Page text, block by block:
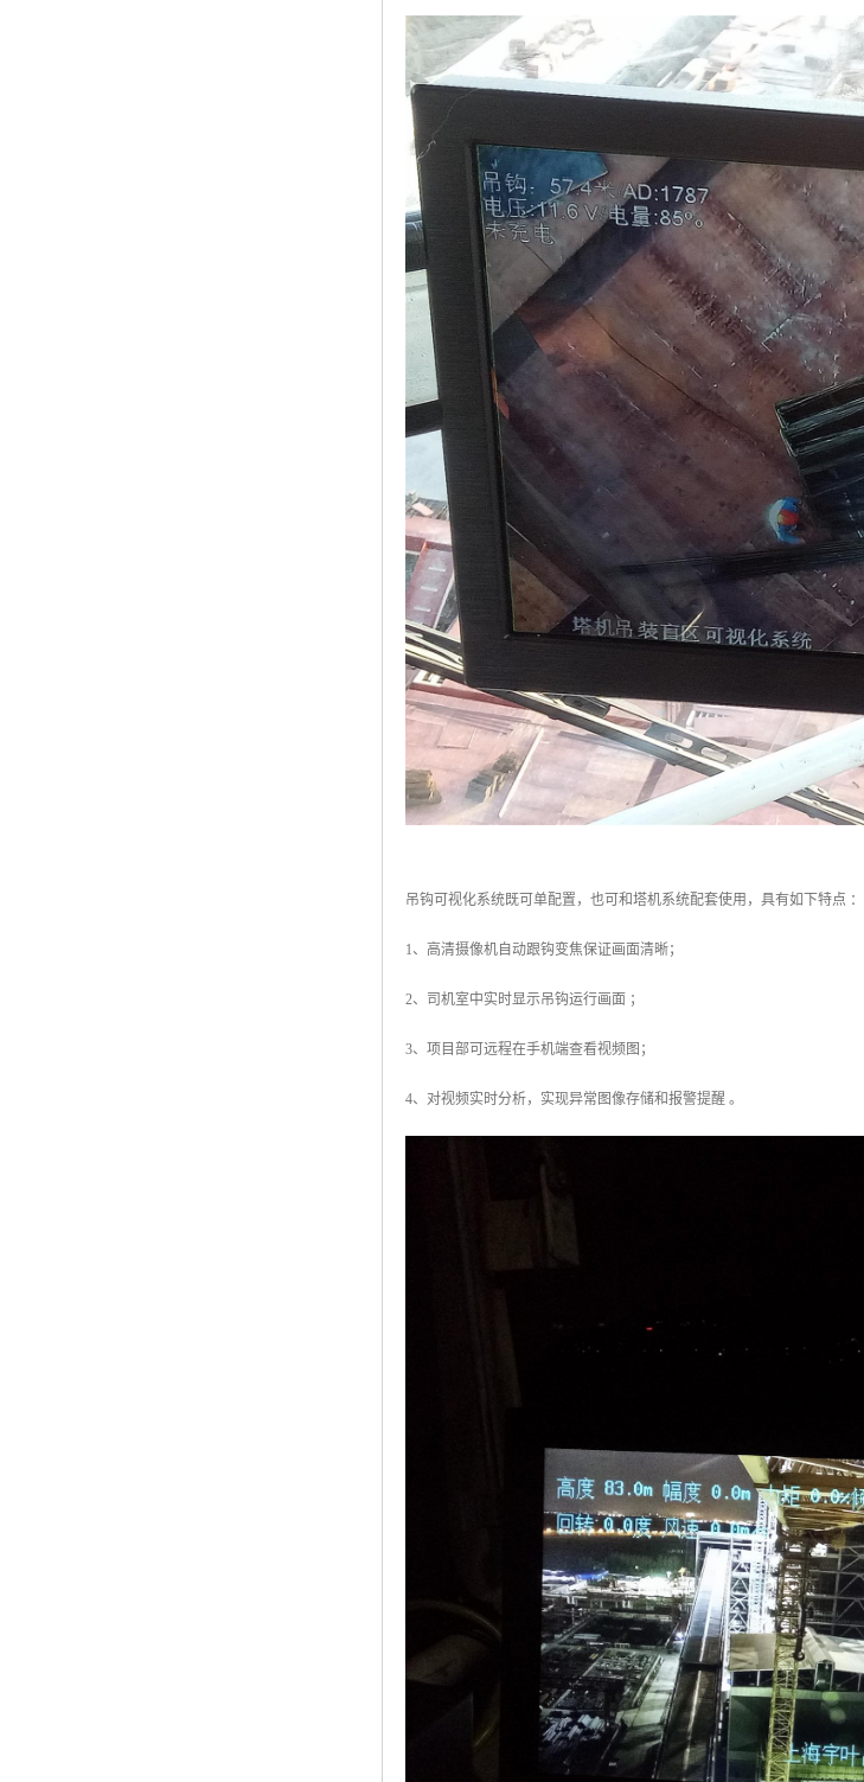
吊钩可视化系统既可单配置，也可和塔机系统配套使用，具有如下特点 ：
1、高清摄像机自动跟钩变焦保证画面清晰；
2、司机室中实时显示吊钩运行画面 ；
3、项目部可远程在手机端查看视频图；
4、对视频实时分析，实现异常图像存储和报警提醒 。